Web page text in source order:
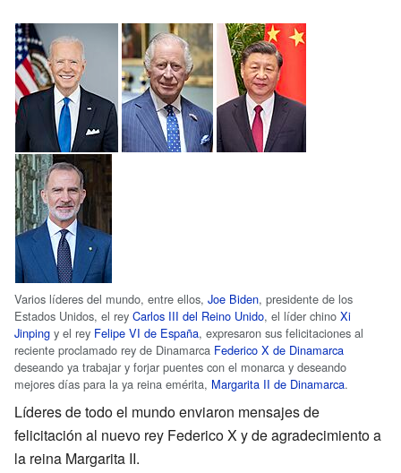
Varios líderes del mundo, entre ellos, Joe Biden, presidente de los
Estados Unidos, el rey Carlos III del Reino Unido, el líder chino Xi
Jinping y el rey Felipe VI de España, expresaron sus felicitaciones al
reciente proclamado rey de Dinamarca Federico X de Dinamarca
deseando ya trabajar y forjar puentes con el monarca y deseando
mejores días para la ya reina emérita, Margarita II de Dinamarca.
Líderes de todo el mundo enviaron mensajes de
felicitación al nuevo rey Federico X y de agradecimiento a
la reina Margarita II.